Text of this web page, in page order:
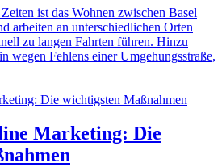
ist das Wohnen zwischen Basel
arbeiten an unterschiedlichen Orten
zu langen Fahrten führen. Hinzu
wegen Fehlens einer Umgehungsstraße,
Marketing: Die